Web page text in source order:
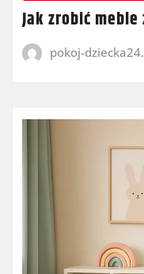
Jak zrobić
pokoj-